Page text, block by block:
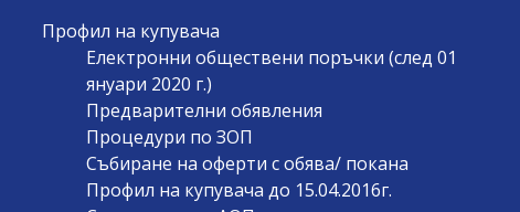
Профил на купувача
Електронни обществени поръчки (след 01
януари 2020 г.)
Предварителни обявления
Процедури по ЗОП
Събиране на оферти с обява/ покана
Профил на купувача до 15.04.2016г.